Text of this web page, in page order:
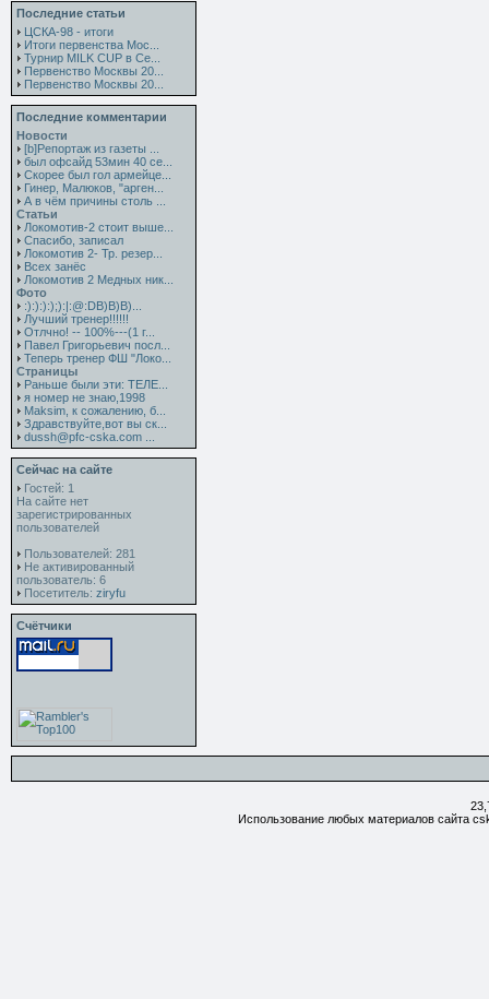
Последние статьи
ЦСКА-98 - итоги
Итоги первенства Мос...
Турнир MILK CUP в Се...
Первенство Москвы 20...
Первенство Москвы 20...
Последние комментарии
Новости
[b]Репортаж из газеты ...
был офсайд 53мин 40 се...
Скорее был гол армейце...
Гинер, Малюков, "арген...
А в чём причины столь ...
Статьи
Локомотив-2 стоит выше...
Спасибо, записал
Локомотив 2- Тр. резер...
Всех занёс
Локомотив 2 Медных ник...
Фото
:):):):);):|:@:DB)B)B)...
Лучший тренер!!!!!!
Отлчно! -- 100%---(1 г...
Павел Григорьевич посл...
Теперь тренер ФШ "Локо...
Страницы
Раньше были эти: ТЕЛЕ...
я номер не знаю,1998
Maksim, к сожалению, б...
Здравствуйте,вот вы ск...
dussh@pfc-cska.com ...
Сейчас на сайте
Гостей: 1
На сайте нет
зарегистрированных
пользователей
Пользователей: 281
Не активированный
пользователь: 6
Посетитель: ziryfu
Счётчики
Использование любых материалов сайта